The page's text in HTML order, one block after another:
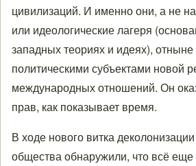
цивилизаций. И именно они, а не
или идеологические лагеря
западных теориях и идеях),
политическими субъектами новой
международных отношений. Он
прав, как показывает время.
В ходе нового витка
общества обнаружили, что всё еще